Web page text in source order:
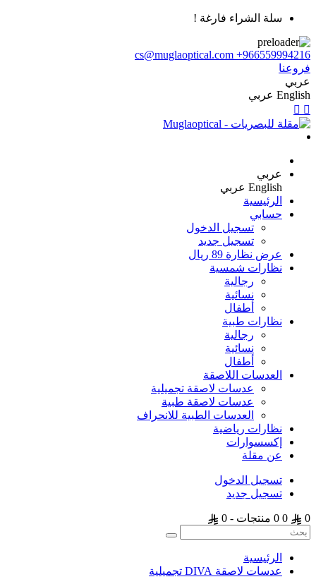
سلة الشراء فارغة !
cs@muglaoptical.com +966559994216
فروعنا
عربي
English عربي
عربي
English عربي
الرئيسية
حسابي
تسجيل الدخول
تسجيل جديد
عرض نظارة 89 ريال
نظارات شمسية
رجالية
نسائية
أطفال
نظارات طبية
رجالية
نسائية
أطفال
العدسات اللاصقة
عدسات لاصقة تجميلية
عدسات لاصقة طبية
العدسات الطبية للانحراف
نظارات رياضية
إكسسوارات
عن مقلة
تسجيل الدخول
تسجيل جديد
0
0 0 منتجات - 0
الرئيسية
عدسات لاصقة DIVA تجميلية